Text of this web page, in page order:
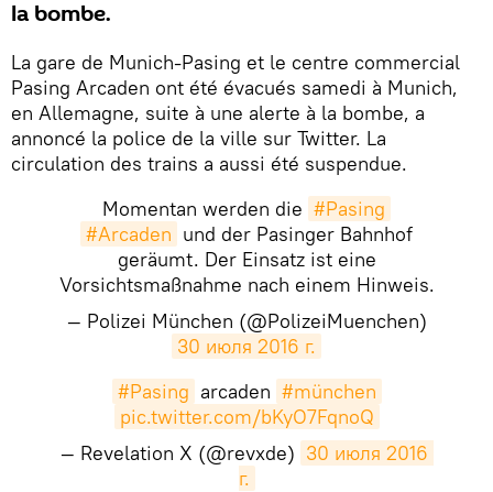
la bombe.
La gare de Munich-Pasing et le centre commercial
Pasing Arcaden ont été évacués samedi à Munich,
en Allemagne, suite à une alerte à la bombe, a
annoncé la police de la ville sur Twitter. La
circulation des trains a aussi été suspendue.
Momentan werden die #Pasing
#Arcaden und der Pasinger Bahnhof
geräumt. Der Einsatz ist eine
Vorsichtsmaßnahme nach einem Hinweis.
— Polizei München (@PolizeiMuenchen)
30 июля 2016 г.
#Pasing arcaden #münchen
pic.twitter.com/bKyO7FqnoQ
— Revelation X (@revxde) 30 июля 2016
г.